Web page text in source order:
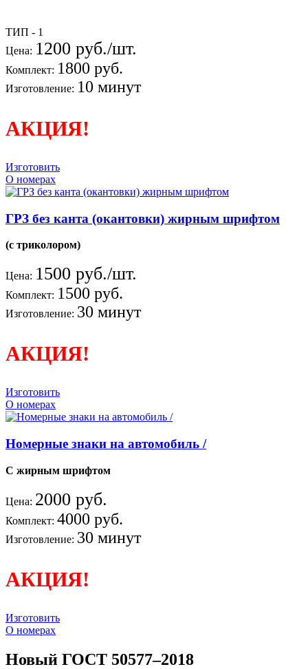
ТИП - 1
Цена: 1200 руб./шт.
Комплект: 1800 руб.
Изготовление: 10 минут
АКЦИЯ!
Изготовить
О номерах
ГРЗ без канта (окантовки) жирным шрифтом
(с триколором)
Цена: 1500 руб./шт.
Комплект: 1500 руб.
Изготовление: 30 минут
АКЦИЯ!
Изготовить
О номерах
Номерные знаки на автомобиль /
С жирным шрифтом
Цена: 2000 руб.
Комплект: 4000 руб.
Изготовление: 30 минут
АКЦИЯ!
Изготовить
О номерах
Новый ГОСТ 50577–2018